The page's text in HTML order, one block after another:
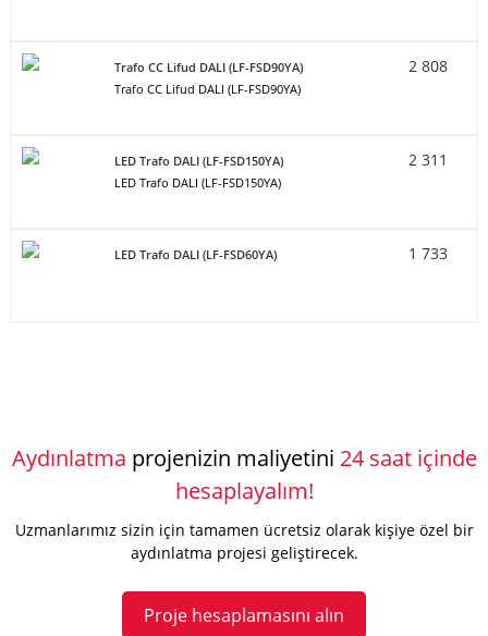
Trafo CC Lifud DALI (LF-FSD90YA)
Trafo CC Lifud DALI (LF-FSD90YA)
2 808
LED Trafo DALI (LF-FSD150YA)
LED Trafo DALI (LF-FSD150YA)
2 311
LED Trafo DALI (LF-FSD60YA) 1 733
Aydınlatma projenizin maliyetini 24 saat içinde
hesaplayalım!
Uzmanlarımız sizin için tamamen ücretsiz olarak kişiye özel bir
aydınlatma projesi geliştirecek.
Proje hesaplamasını alın